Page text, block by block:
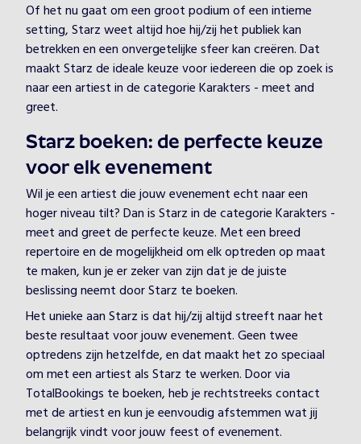
Of het nu gaat om een groot podium of een intieme
setting, Starz weet altijd hoe hij/zij het publiek kan
betrekken en een onvergetelijke sfeer kan creëren. Dat
maakt Starz de ideale keuze voor iedereen die op zoek is
naar een artiest in de categorie Karakters - meet and
greet.
Starz boeken: de perfecte keuze
voor elk evenement
Wil je een artiest die jouw evenement echt naar een
hoger niveau tilt? Dan is Starz in de categorie Karakters -
meet and greet de perfecte keuze. Met een breed
repertoire en de mogelijkheid om elk optreden op maat
te maken, kun je er zeker van zijn dat je de juiste
beslissing neemt door Starz te boeken.
Het unieke aan Starz is dat hij/zij altijd streeft naar het
beste resultaat voor jouw evenement. Geen twee
optredens zijn hetzelfde, en dat maakt het zo speciaal
om met een artiest als Starz te werken. Door via
TotalBookings te boeken, heb je rechtstreeks contact
met de artiest en kun je eenvoudig afstemmen wat jij
belangrijk vindt voor jouw feest of evenement.